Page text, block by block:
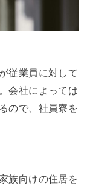
従業員に対して
会社によっては
ので、社員寮を
族向けの住居を